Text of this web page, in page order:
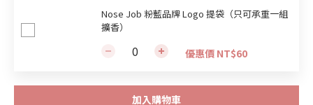
Nose Job 粉藍品牌 Logo 提袋（只可承重一組
擴香）
優惠價 NT$60
加入購物車